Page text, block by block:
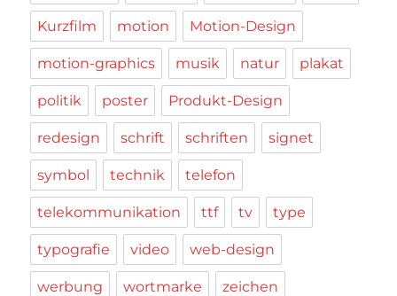
Kurzfilm motion Motion-Design
motion-graphics musik natur plakat
politik poster Produkt-Design
redesign schrift schriften signet
symbol technik telefon
telekommunikation ttf tv type
typografie video web-design
werbung wortmarke zeichen